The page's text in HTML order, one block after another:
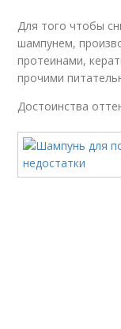
Для того чтобы
шампунем,
протеинами,
прочими
Достоинства